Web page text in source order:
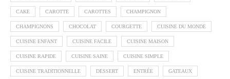
CAKE CAROTTE CAROTTES CHAMPIGNON
CHAMPIGNONS CHOCOLAT COURGETTE CUISINE DU MONDE
CUISINE ENFANT CUISINE FACILE CUISINE MAISON
CUISINE RAPIDE CUISINE SAINE CUISINE SIMPLE
CUISINE TRADITIONNELLE DESSERT ENTRÉE GATEAUX